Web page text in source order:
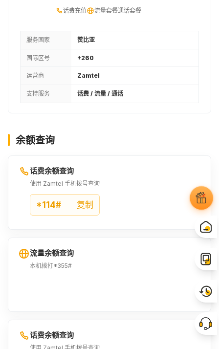
话费充值 流量套餐通话套餐
服务国家 赞比亚
国际区号 +260
运营商 Zamtel
支持服务 话费 / 流量 / 通话
余额查询
话费余额查询
使用 Zamtel 手机拨号查询
*114# 复制
流量余额查询
本机拨打*355#
话费余额查询